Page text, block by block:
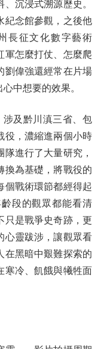
沉浸式溯源歷史。
紀念館參觀，之後他
長征文化數字藝術
軍怎麼打仗、怎麼爬
劉偉強還經常在片場
中想要的效果。
及黔川滇三省、包
役，濃縮進兩個小時
進行了大量研究，
換為基礎，將戰役的
個戰術環節都經得起
段的觀眾都能看清
只是戰爭史奇跡，更
心靈跋涉，讓觀眾看
在黑暗中艱難探索的
寒冷、飢餓與犧牲面